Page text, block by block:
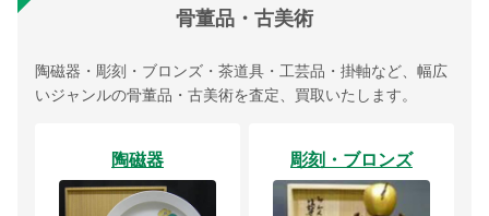
骨董品・古美術
陶磁器・彫刻・ブロンズ・茶道具・工芸品・掛軸など、幅広
いジャンルの骨董品・古美術を査定、買取いたします。
陶磁器 彫刻・ブロンズ